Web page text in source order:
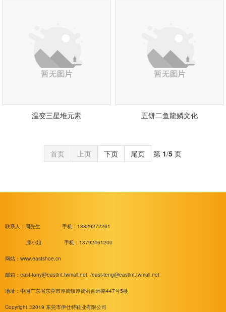
温变三星堆元素 五饼二鱼龍鳞文化
首页 上页 下页 尾页 第 1/5页
联系人：周先生 手机：13829272261
滕小姐 手机：13792461200
网站：www.eastshoe.cn
邮箱： east-tony@eastint.twmail.net /east-teng@eastint.twmail.net
地址：中国广东省东莞市厚街镇厚街村西环路447号5楼
Copyright ©2019 东莞市伊仕特鞋业有限公司